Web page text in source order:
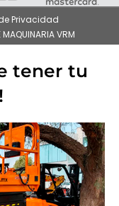
Privacidad
VRM
tener tu